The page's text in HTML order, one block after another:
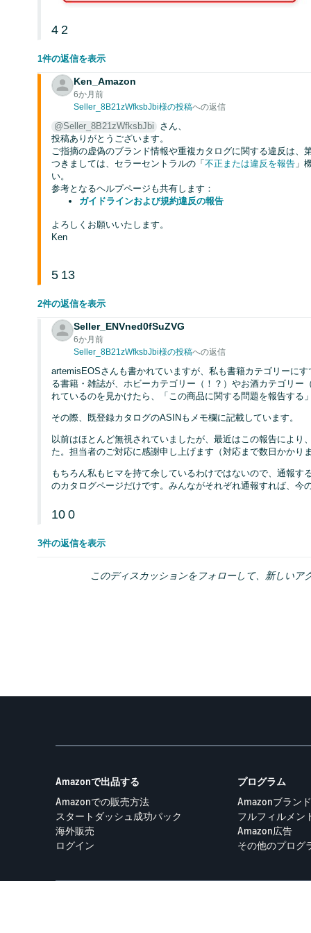
4 2
1件の返信を表示
Ken_Amazon
6か月前
Seller_8B21zWfksbJbi様の投稿への返信
@Seller_8B21zWfksbJbi
さん、
投稿ありがとうございます。
ご指摘の虚偽のブランド情報や重複カタログに関する違反は、
つきましては、セラーセントラルの「不正または違反を報告 」
い。
参考となるヘルプページも共有します：
ガイドラインおよび規約違反の報告
よろしくお願いいたします。
Ken
5 13
2件の返信を表示
Seller_ENVned0fSuZVG
6か月前
Seller_8B21zWfksbJbi様の投稿への返信
artemisEOSさんも書かれていますが、私も書籍カテゴリーに
る書籍・雑誌が、ホビーカテゴリー（！？）やお酒カテゴリ
れているのを見かけたら、「この商品に関する問題を報告する
その際、既登録カタログのASINもメモ欄に記載しています。
以前はほとんど無視されていましたが、最近はこの報告によ
た。担当者のご対応に感謝申し上げます（対応まで数日かかり
もちろん私もヒマを持て余しているわけではないので、通報
のカタログページだけです。みんながそれぞれ通報すれば、今
10 0
3件の返信を表示
このディスカッションをフォローして、新しいア
Amazonで出品する
Amazonでの販売方法
スタートダッシュ成功パック
海外販売
ログイン
プログラム
Amazonブラン
フルフィルメン
Amazon広告
その他のプログ